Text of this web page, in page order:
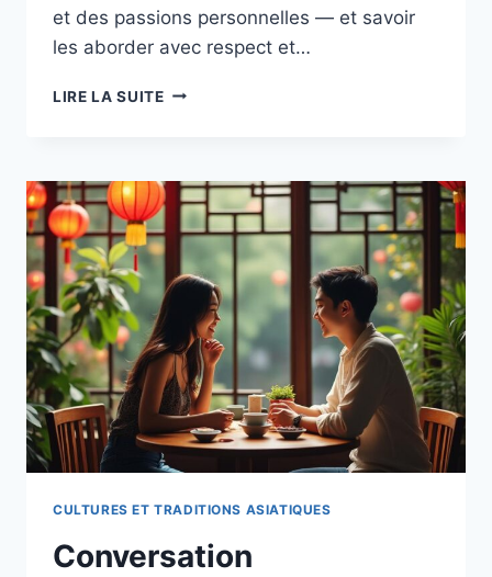
et des passions personnelles — et savoir
les aborder avec respect et…
LIRE LA SUITELES
QUI
PLAISENT
AUX
FEMMES
CHINOISES :
CULTURE,
VOYAGES
ET
PASSIONS
CULTURES ET TRADITIONS ASIATIQUES
Conversation